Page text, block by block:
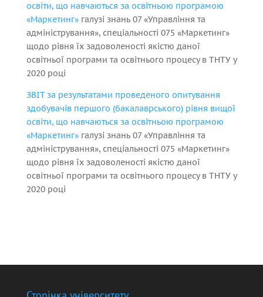
освіти, що навчаються за освітньою програмою
«Маркетинг»галузі знань 07 «Управління та
адміністрування», спеціальності 075 «Маркетинг»
щодо рівня їх задоволеності якістю даної
освітньої програми та освітнього процесу в ТНТУ у
2020 році
ЗВІТ за результатами проведеного опитування
здобувачів першого (бакалаврського) рівня вищої
освіти, що навчаються за освітньою програмою
«Маркетинг»галузі знань 07 «Управління та
адміністрування», спеціальності 075 «Маркетинг»
щодо рівня їх задоволеності якістю даної
освітньої програми та освітнього процесу в ТНТУ у
2020 році